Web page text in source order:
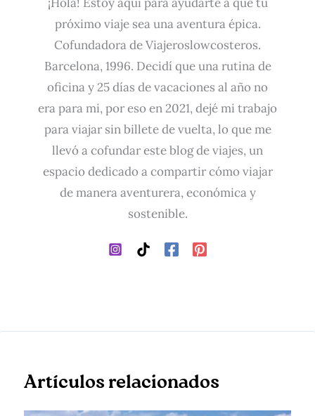
próximo viaje sea una aventura épica.
Cofundadora de Viajeroslowcosteros.
Barcelona, 1996. Decidí que una rutina de
oficina y 25 días de vacaciones al año no
era para mi, por eso en 2021, dejé mi trabajo
para viajar sin billete de vuelta, lo que me
llevó a cofundar este blog de viajes, un
espacio dedicado a compartir cómo viajar
de manera aventurera, económica y
sostenible.
Artículos relacionados